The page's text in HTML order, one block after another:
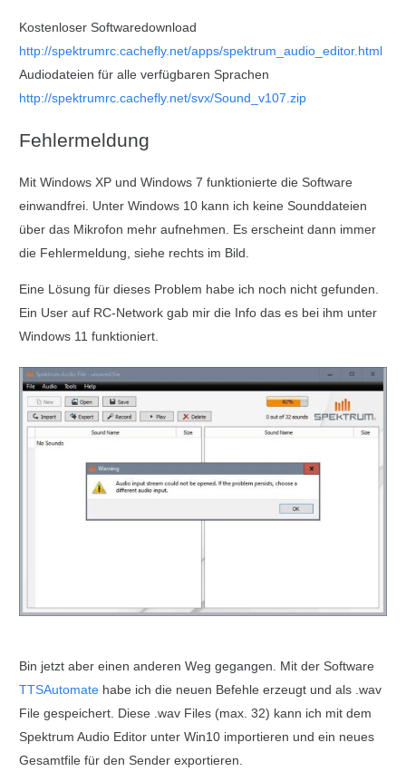
Kostenloser Softwaredownload
http://spektrumrc.cachefly.net/apps/spektrum_audio_editor.html
Audiodateien für alle verfügbaren Sprachen
http://spektrumrc.cachefly.net/svx/Sound_v107.zip
Fehlermeldung
Mit Windows XP und Windows 7 funktionierte die Software
einwandfrei. Unter Windows 10 kann ich keine Sounddateien
über das Mikrofon mehr aufnehmen. Es erscheint dann immer
die Fehlermeldung, siehe rechts im Bild.
Eine Lösung für dieses Problem habe ich noch nicht gefunden.
Ein User auf RC-Network gab mir die Info das es bei ihm unter
Windows 11 funktioniert.
Bin jetzt aber einen anderen Weg gegangen. Mit der Software
TTSAutomate habe ich die neuen Befehle erzeugt und als .wav
File gespeichert. Diese .wav Files (max. 32) kann ich mit dem
Spektrum Audio Editor unter Win10 importieren und ein neues
Gesamtfile für den Sender exportieren.